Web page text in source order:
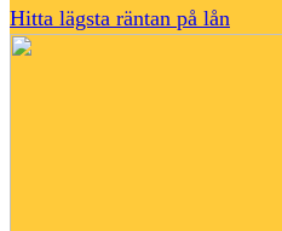
Hitta lägsta räntan på lån